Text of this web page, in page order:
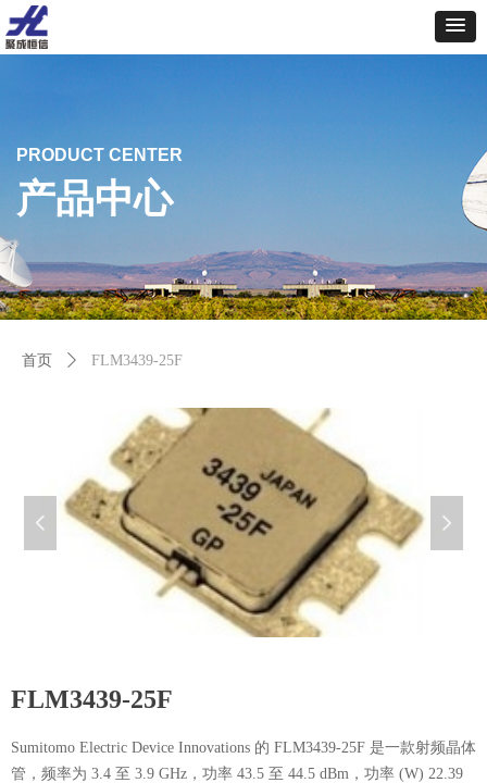
PRODUCT CENTER
产品中心
首页 ꄲ FLM3439-25F
넳 넲
FLM3439-25F
Sumitomo Electric Device Innovations 的 FLM3439-25F 是一款射频晶体
管，频率为 3.4 至 3.9 GHz，功率 43.5 至 44.5 dBm，功率 (W) 22.39